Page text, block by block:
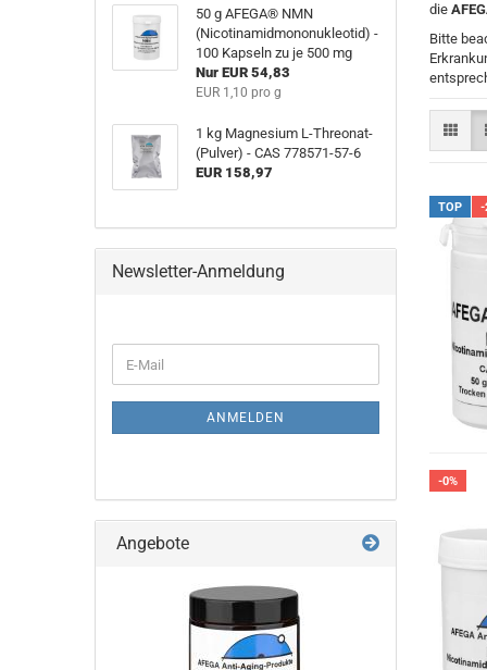
die
Bitte
TOP -
-0%
50 g AFEGA® NMN
(Nicotinamidmononukleotid) -
100 Kapseln zu je 500 mg
Nur EUR 54,83
EUR 1,10 pro g
1 kg Magnesium L-Threonat-
(Pulver) - CAS 778571-57-6
EUR 158,97
Newsletter-Anmeldung
ZUR
E-
Mail
ANMELDEN
Angebote